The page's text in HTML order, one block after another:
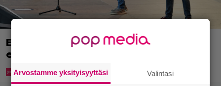
Eppu Normaalin viimeinen konsertti
esitetään Ylellä
Arvostamme yksityisyyttäsi Valintasi